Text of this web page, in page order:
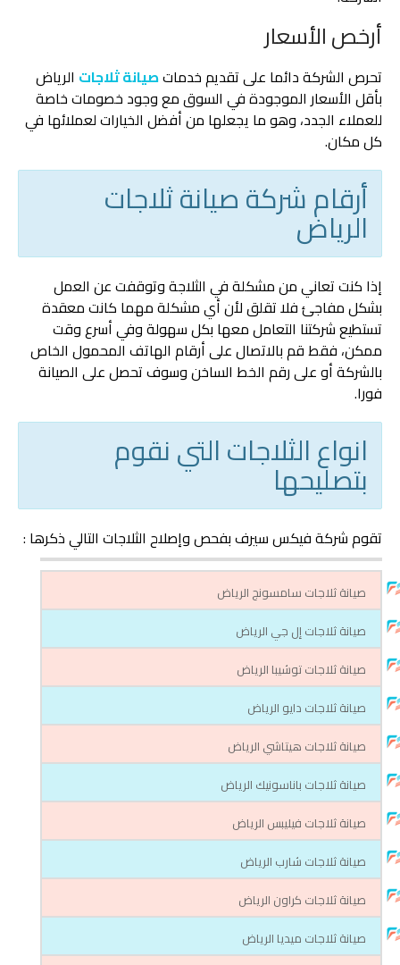
أرخص الأسعار
تحرص الشركة دائما على تقديم خدماتصيانة ثلاجات الرياض
بأقل الأسعار الموجودة في السوق مع وجود خصومات خاصة
للعملاء الجدد، وهو ما يجعلها من أفضل الخيارات لعملائها في
كل مكان.
أرقام شركة صيانة ثلاجات
الرياض
إذا كنت تعاني من مشكلة في الثلاجة وتوقفت عن العمل
بشكل مفاجئ فلا تقلق لأن أي مشكلة مهما كانت معقدة
تستطيع شركتنا التعامل معها بكل سهولة وفي أسرع وقت
ممكن، فقط قم بالاتصال على أرقام الهاتف المحمول الخاص
بالشركة أو على رقم الخط الساخن وسوف تحصل على الصيانة
فورا.
انواع الثلاجات التي نقوم
بتصليحها
تقوم شركة فيكس سيرف بفحص وإصلاح الثلاجات التالي ذكرها :
صيانة ثلاجات سامسونج الرياض
صيانة ثلاجات إل جي الرياض
صيانة ثلاجات توشيبا الرياض
صيانة ثلاجات دايو الرياض
صيانة ثلاجات هيتاشي الرياض
صيانة ثلاجات باناسونيك الرياض
صيانة ثلاجات فيليبس الرياض
صيانة ثلاجات شارب الرياض
صيانة ثلاجات كراون الرياض
صيانة ثلاجات ميديا الرياض